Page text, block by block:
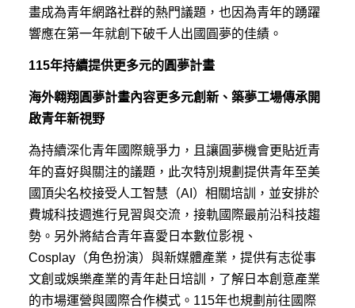
畫成為青年網路社群的熱門議題，也因為青年的踴躍
響應在第一年就創下破千人出國圓夢的佳績。
115年持續提供更多元的圓夢計畫
海外翱翔圓夢計畫內容更多元創新、築夢工場傳承開
啟青年新視野
為持續深化青年國際競爭力，且讓圓夢機會更貼近青
年的喜好與關注的議題，此次特別規劃提供青年至美
國頂尖名校接受人工智慧（AI）相關培訓，並安排於
費城科技週進行見習與交流，接軌國際最前沿科技趨
勢。另外將結合青年喜愛日本數位影視、
Cosplay（角色扮演）與新媒體產業，提供有志從事
文創或娛樂產業的青年赴日培訓，了解日本創意產業
的市場運營與國際合作模式。115年也規劃前往國際